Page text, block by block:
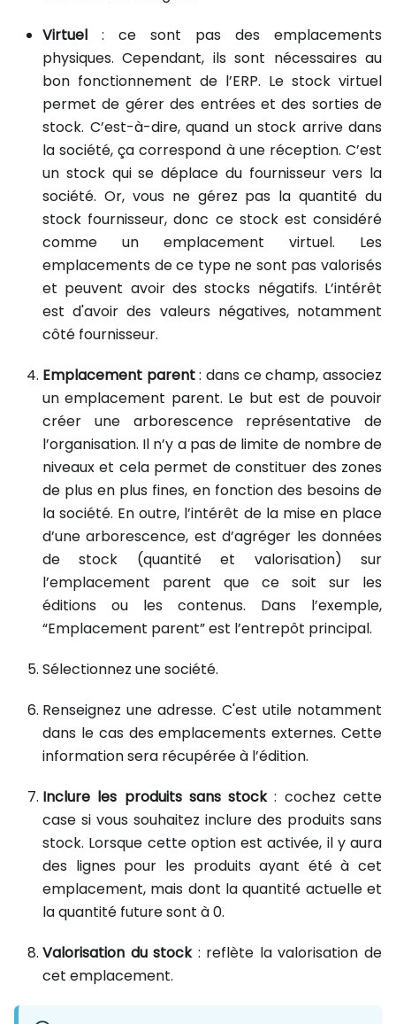
Virtuel : ce sont pas des emplacements
physiques. Cependant, ils sont nécessaires au
bon fonctionnement de l’ERP. Le stock virtuel
permet de gérer des entrées et des sorties de
stock. C’est-à-dire, quand un stock arrive dans
la société, ça correspond à une réception. C’est
un stock qui se déplace du fournisseur vers la
société. Or, vous ne gérez pas la quantité du
stock fournisseur, donc ce stock est considéré
comme un emplacement virtuel. Les
emplacements de ce type ne sont pas valorisés
et peuvent avoir des stocks négatifs. L’intérêt
est d'avoir des valeurs négatives, notamment
côté fournisseur.
Emplacement parent: dans ce champ, associez
un emplacement parent. Le but est de pouvoir
créer une arborescence représentative de
l’organisation. Il n’y a pas de limite de nombre de
niveaux et cela permet de constituer des zones
de plus en plus fines, en fonction des besoins de
la société. En outre, l’intérêt de la mise en place
d’une arborescence, est d’agréger les données
de stock (quantité et valorisation) sur
l’emplacement parent que ce soit sur les
éditions ou les contenus. Dans l’exemple,
“Emplacement parent” est l’entrepôt principal.
Sélectionnez une société.
Renseignez une adresse. C'est utile notamment
dans le cas des emplacements externes. Cette
information sera récupérée à l’édition.
Inclure les produits sans stock: cochez cette
case si vous souhaitez inclure des produits sans
stock. Lorsque cette option est activée, il y aura
des lignes pour les produits ayant été à cet
emplacement, mais dont la quantité actuelle et
la quantité future sont à 0.
Valorisation du stock: reflète la valorisation de
cet emplacement.